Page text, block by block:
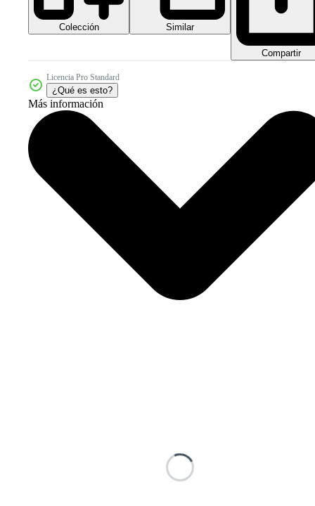
Colección Similar
Compartir
Licencia Pro Standard
¿Qué es esto?
Más información